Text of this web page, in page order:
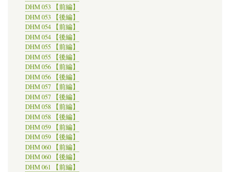
DHM 053 【前編】
DHM 053 【後編】
DHM 054 【前編】
DHM 054 【後編】
DHM 055 【前編】
DHM 055 【後編】
DHM 056 【前編】
DHM 056 【後編】
DHM 057 【前編】
DHM 057 【後編】
DHM 058 【前編】
DHM 058 【後編】
DHM 059 【前編】
DHM 059 【後編】
DHM 060 【前編】
DHM 060 【後編】
DHM 061 【前編】